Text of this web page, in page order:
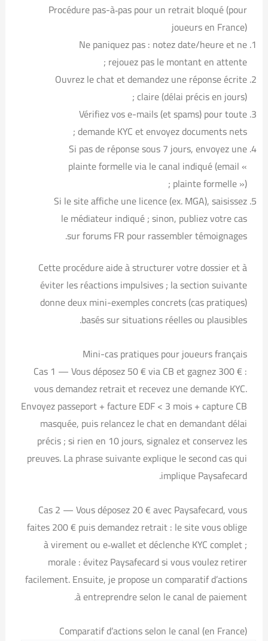
Procédure pas-à‑pas pour un retrait bloqué (pour
joueurs en France)
Ne paniquez pas : notez date/heure et ne
rejouez pas le montant en attente ;
Ouvrez le chat et demandez une réponse écrite
claire (délai précis en jours) ;
Vérifiez vos e-mails (et spams) pour toute
demande KYC et envoyez documents nets ;
Si pas de réponse sous 7 jours, envoyez une
plainte formelle via le canal indiqué (email «
plainte formelle ») ;
Si le site affiche une licence (ex. MGA), saisissez
le médiateur indiqué ; sinon, publiez votre cas
sur forums FR pour rassembler témoignages.
Cette procédure aide à structurer votre dossier et à
éviter les réactions impulsives ; la section suivante
donne deux mini-exemples concrets (cas pratiques)
basés sur situations réelles ou plausibles.
Mini-cas pratiques pour joueurs français
Cas 1 — Vous déposez 50 € via CB et gagnez 300 € :
vous demandez retrait et recevez une demande KYC.
Envoyez passeport + facture EDF < 3 mois + capture CB
masquée, puis relancez le chat en demandant délai
précis ; si rien en 10 jours, signalez et conservez les
preuves. La phrase suivante explique le second cas qui
implique Paysafecard.
Cas 2 — Vous déposez 20 € avec Paysafecard, vous
faites 200 € puis demandez retrait : le site vous oblige
à virement ou e‑wallet et déclenche KYC complet ;
morale : évitez Paysafecard si vous voulez retirer
facilement. Ensuite, je propose un comparatif d’actions
à entreprendre selon le canal de paiement.
Comparatif d’actions selon le canal (en France)